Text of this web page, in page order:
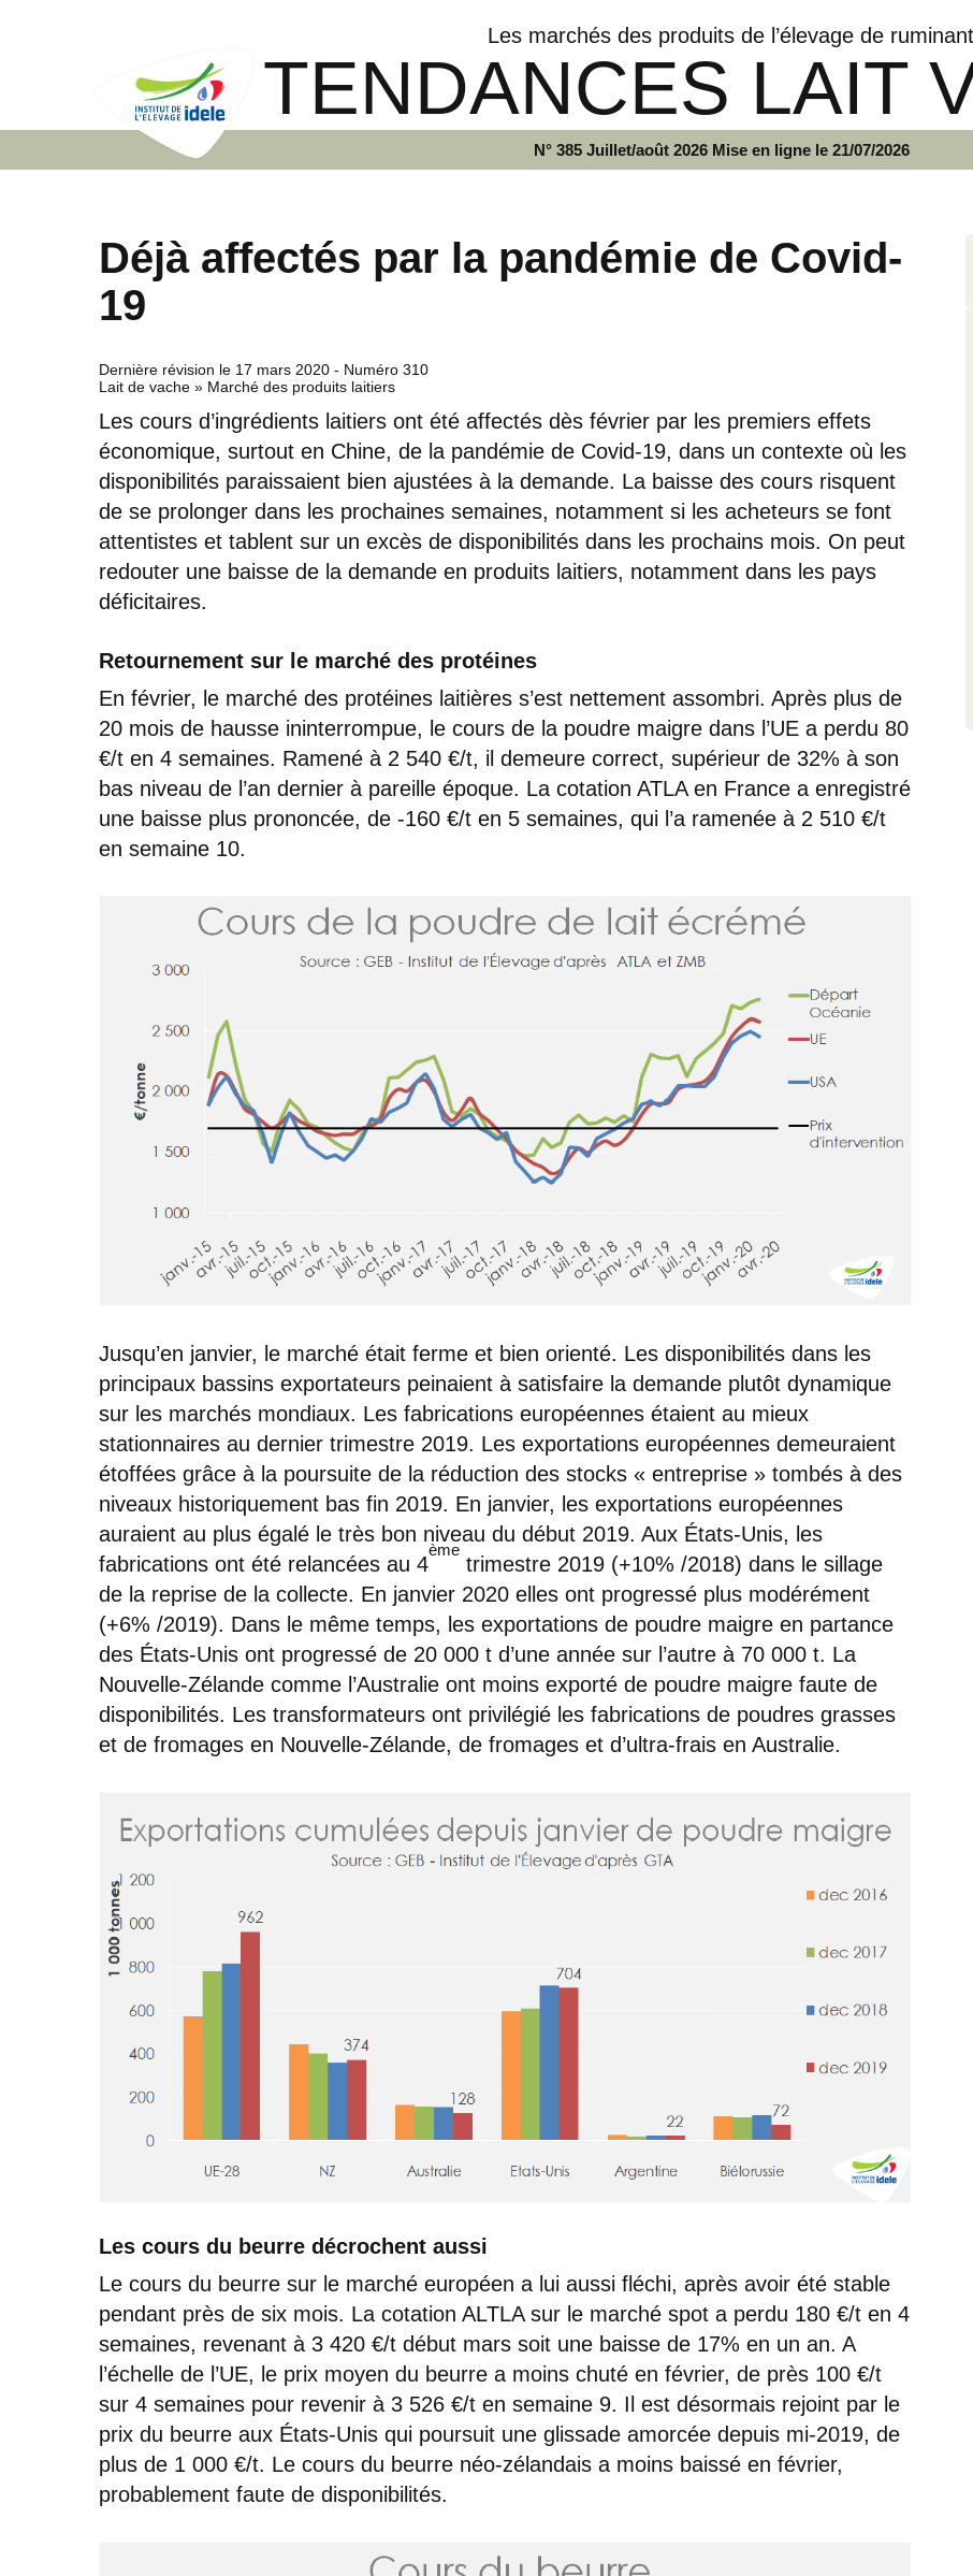
Les marchés des produits de l’élevage de
TENDANCES LAIT
N° 385 Juillet/août 2026 Mise en ligne le 21/07/2026
Déjà affectés par la pandémie de Covid-
19
Dernière révision le 17 mars 2020 - Numéro 310
Lait de vache » Marché des produits laitiers
Les cours d’ingrédients laitiers ont été affectés dès février par les premiers effets
économique, surtout en Chine, de la pandémie de Covid-19, dans un contexte où les
disponibilités paraissaient bien ajustées à la demande. La baisse des cours risquent
de se prolonger dans les prochaines semaines, notamment si les acheteurs se font
attentistes et tablent sur un excès de disponibilités dans les prochains mois. On peut
redouter une baisse de la demande en produits laitiers, notamment dans les pays
déficitaires.
Retournement sur le marché des protéines
En février, le marché des protéines laitières s’est nettement assombri. Après plus de
20 mois de hausse ininterrompue, le cours de la poudre maigre dans l’UE a perdu 80
€/t en 4 semaines. Ramené à 2 540 €/t, il demeure correct, supérieur de 32% à son
bas niveau de l’an dernier à pareille époque. La cotation ATLA en France a enregistré
une baisse plus prononcée, de -160 €/t en 5 semaines, qui l’a ramenée à 2 510 €/t
en semaine 10.
Jusqu’en janvier, le marché était ferme et bien orienté. Les disponibilités dans les
principaux bassins exportateurs peinaient à satisfaire la demande plutôt dynamique
sur les marchés mondiaux. Les fabrications européennes étaient au mieux
stationnaires au dernier trimestre 2019. Les exportations européennes demeuraient
étoffées grâce à la poursuite de la réduction des stocks « entreprise » tombés à des
niveaux historiquement bas fin 2019. En janvier, les exportations européennes
auraient au plus égalé le très bon niveau du début 2019. Aux États-Unis, les
fabrications ont été relancées au 4
ème
trimestre 2019 (+10% /2018) dans le sillage
de la reprise de la collecte. En janvier 2020 elles ont progressé plus modérément
(+6% /2019). Dans le même temps, les exportations de poudre maigre en partance
des États-Unis ont progressé de 20 000 t d’une année sur l’autre à 70 000 t. La
Nouvelle-Zélande comme l’Australie ont moins exporté de poudre maigre faute de
disponibilités. Les transformateurs ont privilégié les fabrications de poudres grasses
et de fromages en Nouvelle-Zélande, de fromages et d’ultra-frais en Australie.
Les cours du beurre décrochent aussi
Le cours du beurre sur le marché européen a lui aussi fléchi, après avoir été stable
pendant près de six mois. La cotation ALTLA sur le marché spot a perdu 180 €/t en 4
semaines, revenant à 3 420 €/t début mars soit une baisse de 17% en un an. A
l’échelle de l’UE, le prix moyen du beurre a moins chuté en février, de près 100 €/t
sur 4 semaines pour revenir à 3 526 €/t en semaine 9. Il est désormais rejoint par le
prix du beurre aux États-Unis qui poursuit une glissade amorcée depuis mi-2019, de
plus de 1 000 €/t. Le cours du beurre néo-zélandais a moins baissé en février,
probablement faute de disponibilités.